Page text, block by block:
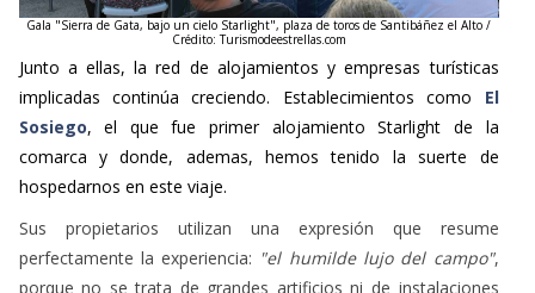
Gala "Sierra de Gata, bajo un cielo Starlight", plaza de toros de Santibáñez el Alto /
Crédito: Turismodeestrellas.com
Junto a ellas, la red de alojamientos y empresas turísticas
implicadas continúa creciendo. Establecimientos como El
Sosiego, el que fue primer alojamiento Starlight de la
comarca y donde, ademas, hemos tenido la suerte de
hospedarnos en este viaje.
Sus propietarios utilizan una expresión que resume
perfectamente la experiencia: "el humilde lujo del campo",
porque no se trata de grandes artificios ni de instalaciones